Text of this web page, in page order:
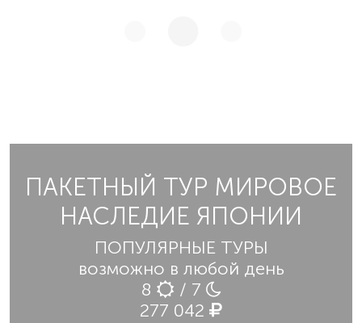
ПАКЕТНЫЙ ТУР МИРОВОЕ
НАСЛЕДИЕ ЯПОНИИ
ПОПУЛЯРНЫЕ ТУРЫ
возможно в любой день
8
/ 7
277 042